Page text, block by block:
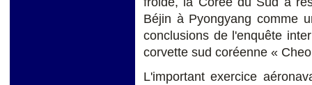
Béjin à Pyongyang comme
conclusions de l'enquête
corvette sud coréenne «
L'important exercice